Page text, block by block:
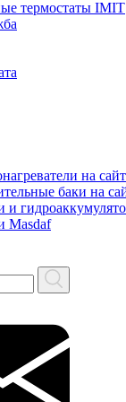
термостаты IMIT
на
баки на
и
Masdaf